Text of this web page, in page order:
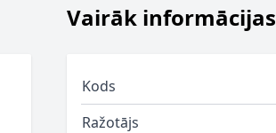
Vairāk informācijas
Kods
Ražotājs